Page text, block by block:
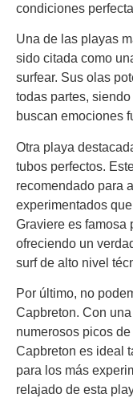
condiciones
Una de las playas
sido citada como
surfear. Sus olas
todas partes,
buscan emociones
Otra playa
tubos perfectos.
recomendado para
experimentados
Graviere es famosa
ofreciendo un
surf de alto nivel
Por último, no
Capbreton. Con
numerosos picos
Capbreton es ideal
para los más
relajado de esta